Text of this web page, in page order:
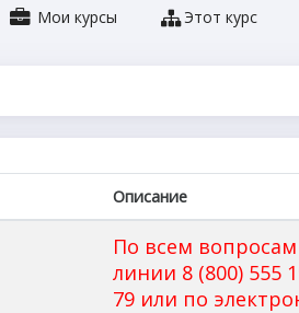
Мои курсы Этот курс
Описание
По всем
линии 8 (800) 555
79 или по